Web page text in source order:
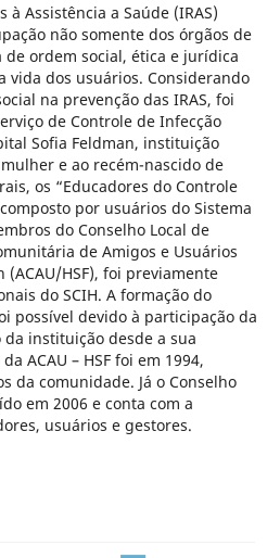
à Assistência a Saúde (IRAS)
não somente dos órgãos de
ordem social, ética e jurídica
vida dos usuários. Considerando
na prevenção das IRAS, foi
de Controle de Infecção
Sofia Feldman, instituição
e ao recém-nascido de
os “Educadores do Controle
por usuários do Sistema
do Conselho Local de
de Amigos e Usuários
(ACAU/HSF), foi previamente
do SCIH. A formação do
possível devido à participação da
instituição desde a sua
ACAU – HSF foi em 1994,
da comunidade. Já o Conselho
em 2006 e conta com a
usuários e gestores.